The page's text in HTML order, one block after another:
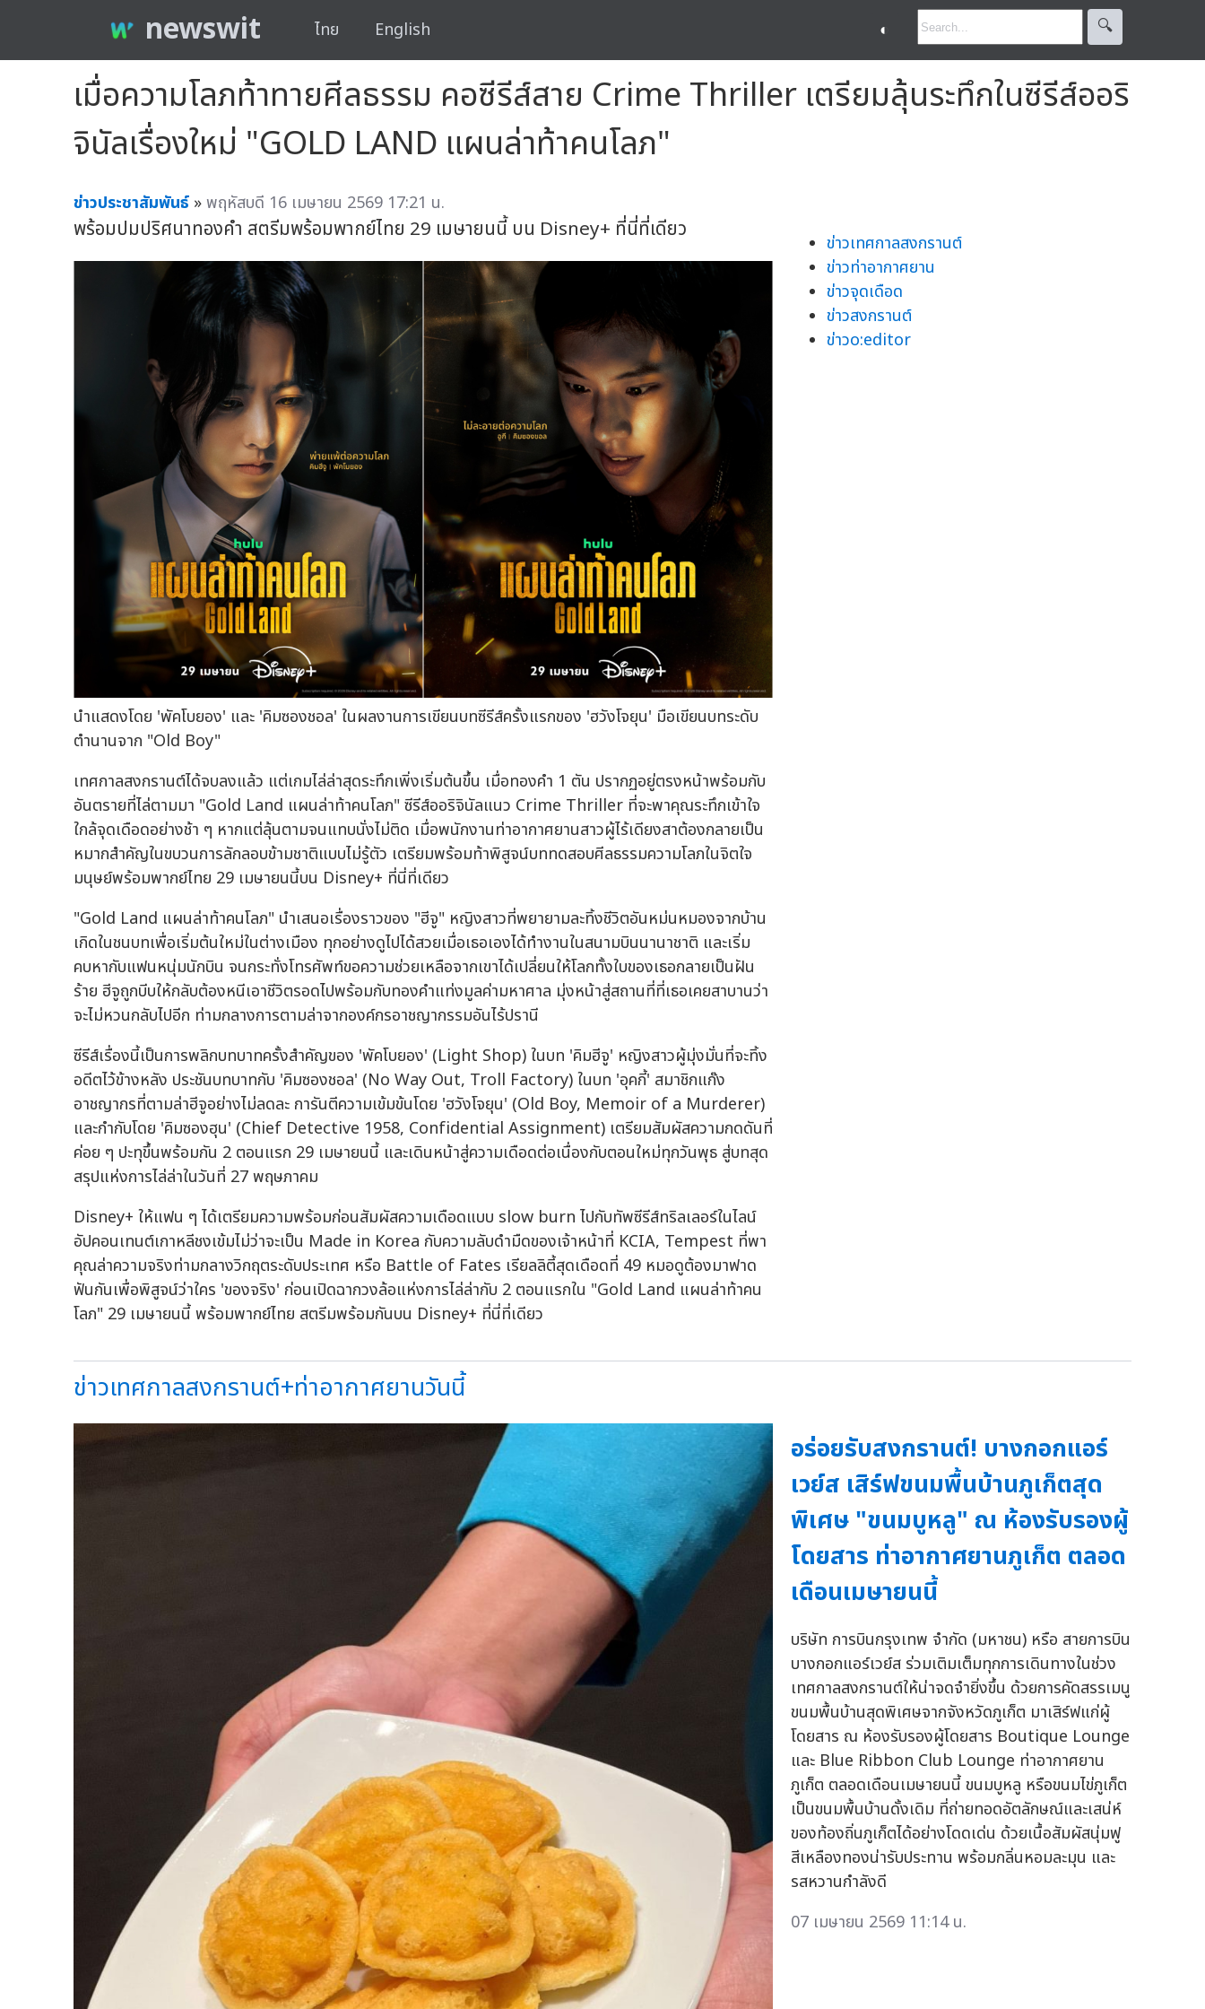
newswit ไทย English ◐ 🔍︎
เมื่อความโลภท้าทายศีลธรรม คอซีรีส์สาย Crime Thriller เตรียมลุ้นระทึกในซีรีส์ออริ
จินัลเรื่องใหม่ "GOLD LAND แผนล่าท้าคนโลภ"
ข่าวประชาสัมพันธ์ »พฤหัสบดี 16 เมษายน 2569 17:21 น.
พร้อมปมปริศนาทองคำ สตรีมพร้อมพากย์ไทย 29 เมษายนนี้ บน Disney+ ที่นี่ที่เดียว
นำแสดงโดย 'พัคโบยอง' และ 'คิมซองชอล' ในผลงานการเขียนบทซีรีส์ครั้งแรกของ 'ฮวังโจยุน' มือเขียนบทระดับ
ตำนานจาก "Old Boy"
เทศกาลสงกรานต์ได้จบลงแล้ว แต่เกมไล่ล่าสุดระทึกเพิ่งเริ่มต้นขึ้น เมื่อทองคำ 1 ตัน ปรากฏอยู่ตรงหน้าพร้อมกับ
อันตรายที่ไล่ตามมา "Gold Land แผนล่าท้าคนโลภ" ซีรีส์ออริจินัลแนว Crime Thriller ที่จะพาคุณระทึกเข้าใจ
ใกล้จุดเดือดอย่างช้า ๆ หากแต่ลุ้นตามจนแทบนั่งไม่ติด เมื่อพนักงานท่าอากาศยานสาวผู้ไร้เดียงสาต้องกลายเป็น
หมากสำคัญในขบวนการลักลอบข้ามชาติแบบไม่รู้ตัว เตรียมพร้อมท้าพิสูจน์บททดสอบศีลธรรมความโลภในจิตใจ
มนุษย์พร้อมพากย์ไทย 29 เมษายนนี้บน Disney+ ที่นี่ที่เดียว
"Gold Land แผนล่าท้าคนโลภ" นำเสนอเรื่องราวของ "ฮีจู" หญิงสาวที่พยายามละทิ้งชีวิตอันหม่นหมองจากบ้าน
เกิดในชนบทเพื่อเริ่มต้นใหม่ในต่างเมือง ทุกอย่างดูไปได้สวยเมื่อเธอเองได้ทำงานในสนามบินนานาชาติ และเริ่ม
คบหากับแฟนหนุ่มนักบิน จนกระทั่งโทรศัพท์ขอความช่วยเหลือจากเขาได้เปลี่ยนให้โลกทั้งใบของเธอกลายเป็นฝัน
ร้าย ฮีจูถูกบีบให้กลับต้องหนีเอาชีวิตรอดไปพร้อมกับทองคำแท่งมูลค่ามหาศาล มุ่งหน้าสู่สถานที่ที่เธอเคยสาบานว่า
จะไม่หวนกลับไปอีก ท่ามกลางการตามล่าจากองค์กรอาชญากรรมอันไร้ปรานี
ซีรีส์เรื่องนี้เป็นการพลิกบทบาทครั้งสำคัญของ 'พัคโบยอง' (Light Shop) ในบท 'คิมฮีจู' หญิงสาวผู้มุ่งมั่นที่จะทิ้ง
อดีตไว้ข้างหลัง ประชันบทบาทกับ 'คิมซองชอล' (No Way Out, Troll Factory) ในบท 'อุคกี้' สมาชิกแก๊ง
อาชญากรที่ตามล่าฮีจูอย่างไม่ลดละ การันตีความเข้มข้นโดย 'ฮวังโจยุน' (Old Boy, Memoir of a Murderer)
และกำกับโดย 'คิมซองฮุน' (Chief Detective 1958, Confidential Assignment) เตรียมสัมผัสความกดดันที่
ค่อย ๆ ปะทุขึ้นพร้อมกัน 2 ตอนแรก 29 เมษายนนี้ และเดินหน้าสู่ความเดือดต่อเนื่องกับตอนใหม่ทุกวันพุธ สู่บทสุด
สรุปแห่งการไล่ล่าในวันที่ 27 พฤษภาคม
Disney+ ให้แฟน ๆ ได้เตรียมความพร้อมก่อนสัมผัสความเดือดแบบ slow burn ไปกับทัพซีรีส์ทริลเลอร์ในไลน์
อัปคอนเทนต์เกาหลีชงเข้มไม่ว่าจะเป็น Made in Korea กับความลับดำมืดของเจ้าหน้าที่ KCIA, Tempest ที่พา
คุณล่าความจริงท่ามกลางวิกฤตระดับประเทศ หรือ Battle of Fates เรียลลิตี้สุดเดือดที่ 49 หมอดูต้องมาฟาด
ฟันกันเพื่อพิสูจน์ว่าใคร 'ของจริง' ก่อนเปิดฉากวงล้อแห่งการไล่ล่ากับ 2 ตอนแรกใน "Gold Land แผนล่าท้าคน
โลภ" 29 เมษายนนี้ พร้อมพากย์ไทย สตรีมพร้อมกันบน Disney+ ที่นี่ที่เดียว
ข่าวเทศกาลสงกรานต์
ข่าวท่าอากาศยาน
ข่าวจุดเดือด
ข่าวสงกรานต์
ข่าวo:editor
ข่าวเทศกาลสงกรานต์+ท่าอากาศยานวันนี้
อร่อยรับสงกรานต์! บางกอกแอร์
เวย์ส เสิร์ฟขนมพื้นบ้านภูเก็ตสุด
พิเศษ "ขนมบูหลู" ณ ห้องรับรองผู้
โดยสาร ท่าอากาศยานภูเก็ต ตลอด
เดือนเมษายนนี้
บริษัท การบินกรุงเทพ จำกัด (มหาชน) หรือ สายการบิน
บางกอกแอร์เวย์ส ร่วมเติมเต็มทุกการเดินทางในช่วง
เทศกาลสงกรานต์ให้น่าจดจำยิ่งขึ้น ด้วยการคัดสรรเมนู
ขนมพื้นบ้านสุดพิเศษจากจังหวัดภูเก็ต มาเสิร์ฟแก่ผู้
โดยสาร ณ ห้องรับรองผู้โดยสาร Boutique Lounge
และ Blue Ribbon Club Lounge ท่าอากาศยาน
ภูเก็ต ตลอดเดือนเมษายนนี้ ขนมบูหลู หรือขนมไข่ภูเก็ต
เป็นขนมพื้นบ้านดั้งเดิม ที่ถ่ายทอดอัตลักษณ์และเสน่ห์
ของท้องถิ่นภูเก็ตได้อย่างโดดเด่น ด้วยเนื้อสัมผัสนุ่มฟู
สีเหลืองทองน่ารับประทาน พร้อมกลิ่นหอมละมุน และ
รสหวานกำลังดี
07 เมษายน 2569 11:14 น.